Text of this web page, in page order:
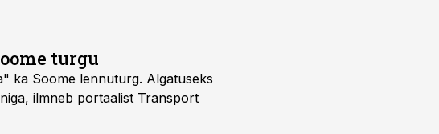
turgu
ka Soome lennuturg. Algatuseks
ilmneb portaalist Transport